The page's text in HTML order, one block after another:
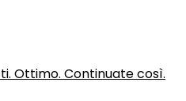
Ottimo. Continuate così.